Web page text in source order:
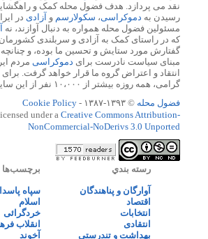
نقد می پردازد. هدف فضول محله کمک و
رسیدن به دموکراسی، سکولارسم و آزادی در
مسئولین فضول محله همواره به دنبال آوازند، نه
که در راستای کمک به آزادی و سربلندی
گفتارش مورد ستایش و تحسین ما بوده، و چنانچه
مبنای سیاست نادرست برای دموکراسی مردم
انتقاد و اعتراض گروه ما قرار خواهد گرفت.
گرامی، همه روزه بیشتر از ۱۰،۰۰۰ نفر از این سایت دیدن می کنند.
فضول محله © ۱۳۹۳-۱۳۸۷ -
Cookie Policy
under a Creative Commons Attribution-
NonCommercial-NoDerivs 3.0 Unported
رسته بندي
آوارگان و پناهندگان
اقتصاد
انتخابات
انتقادی
بهداشت و تندرستی
برچسب‌ها
سپاه
اسلام
خردگرائی
انقلاب
آخوند